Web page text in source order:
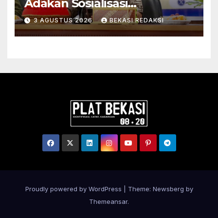
Adakan Sosialisasi
Pengadministrasian Tanah
Ulayat untuk Perkuat
Kepastian Hukum bagi
3 AGUSTUS 2026 BEKASI REDAKSI
Proudly powered by WordPress Theme: Newsberg by
Themeansar.